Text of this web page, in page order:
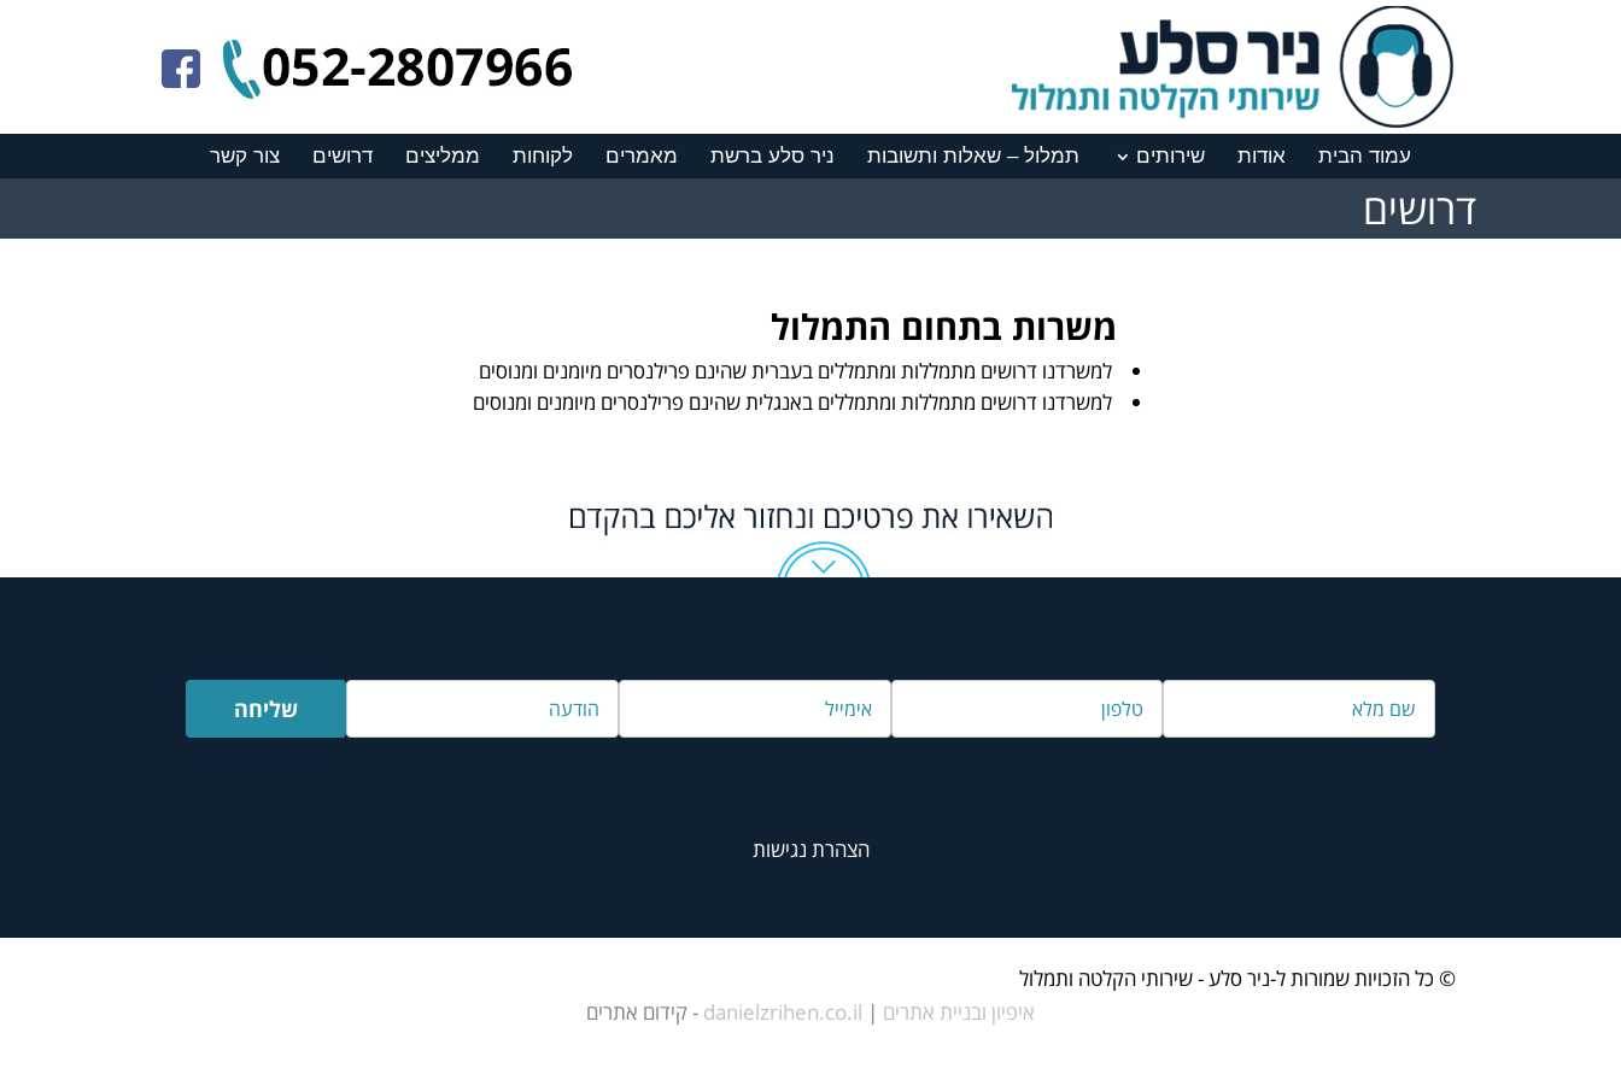
עמוד הבית אודות שירותים תמלול – שאלות ותשובות ניר סלע ברשת מאמרים לקוחות ממליצים דרושים צור קשר
דרושים
משרות בתחום התמלול
למשרדנו דרושים מתמללות ומתמללים בעברית שהינם פרילנסרים מיומנים ומנוסים
למשרדנו דרושים מתמללות ומתמללים באנגלית שהינם פרילנסרים מיומנים ומנוסים
הצהרת נגישות
© כל הזכויות שמורות ל-ניר סלע - שירותי הקלטה ותמלול
איפיון ובניית אתרים |
danielzrihen.co.il - קידום אתרים